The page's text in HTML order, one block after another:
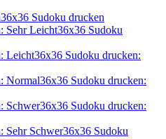
36x36 Sudoku drucken
36x36 Sudoku
36x36 Sudoku drucken:
36x36 Sudoku drucken:
36x36 Sudoku drucken:
36x36 Sudoku